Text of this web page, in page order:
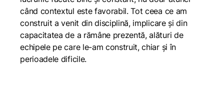
când contextul este favorabil. Tot ceea ce am
construit a venit din disciplină, implicare și din
capacitatea de a rămâne prezentă, alături de
echipele pe care le-am construit, chiar și în
perioadele dificile.